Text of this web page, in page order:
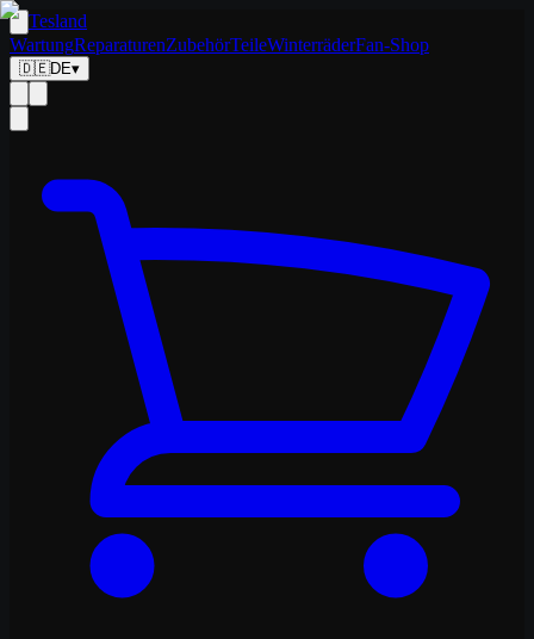
Tesland
WartungReparaturenZubehörTeileWinterräderFan-Shop
🇩🇪DE▾